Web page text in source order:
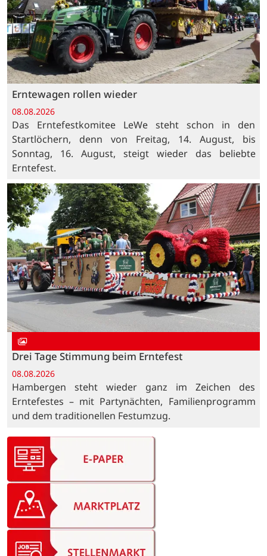
Erntewagen rollen wieder
08.08.2026
Das Erntefestkomitee LeWe steht schon in den
Startlöchern, denn von Freitag, 14. August, bis
Sonntag, 16. August, steigt wieder das beliebte
Erntefest.
Drei Tage Stimmung beim Erntefest
08.08.2026
Hambergen steht wieder ganz im Zeichen des
Erntefestes – mit Partynächten, Familienprogramm
und dem traditionellen Festumzug.